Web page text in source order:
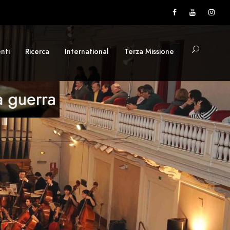
Ricerca International Terza Missione